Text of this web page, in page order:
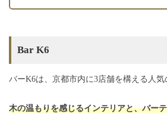
そのまま利用してみると
※ポイント消費なし
Bar K6
バーK6は、京都市内に3店舗を構える人気
木の温もりを感じるインテリアと、バー